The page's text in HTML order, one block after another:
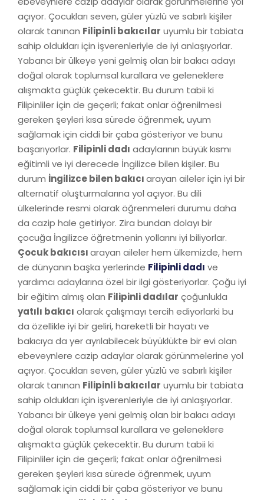
açıyor. Çocukları seven, güler yüzlü ve sabırlı kişiler
olarak tanınan Filipinli bakıcılar uyumlu bir tabiata
sahip oldukları için işverenleriyle de iyi anlaşıyorlar.
Yabancı bir ülkeye yeni gelmiş olan bir bakıcı adayı
doğal olarak toplumsal kurallara ve geleneklere
alışmakta güçlük çekecektir. Bu durum tabii ki
Filipinliler için de geçerli; fakat onlar öğrenilmesi
gereken şeyleri kısa sürede öğrenmek, uyum
sağlamak için ciddi bir çaba gösteriyor ve bunu
başarıyorlar. Filipinli dadı adaylarının büyük kısmı
eğitimli ve iyi derecede İngilizce bilen kişiler. Bu
durum İngilizce bilen bakıcıarayan aileler için iyi bir
alternatif oluşturmalarına yol açıyor. Bu dili
ülkelerinde resmi olarak öğrenmeleri durumu daha
da cazip hale getiriyor. Zira bundan dolayı bir
çocuğa İngilizce öğretmenin yollarını iyi biliyorlar.
Çocuk bakıcısıarayan aileler hem ülkemizde, hem
de dünyanın başka yerlerinde Filipinli dadı ve
yardımcı adaylarına özel bir ilgi gösteriyorlar. Çoğu iyi
bir eğitim almış olan Filipinli dadılar çoğunlukla
yatılı bakıcı olarak çalışmayı tercih ediyorlarki bu
da özellikle iyi bir geliri, hareketli bir hayatı ve
bakıcıya da yer ayrılabilecek büyüklükte bir evi olan
ebeveynlere cazip adaylar olarak görünmelerine yol
açıyor. Çocukları seven, güler yüzlü ve sabırlı kişiler
olarak tanınan Filipinli bakıcılar uyumlu bir tabiata
sahip oldukları için işverenleriyle de iyi anlaşıyorlar.
Yabancı bir ülkeye yeni gelmiş olan bir bakıcı adayı
doğal olarak toplumsal kurallara ve geleneklere
alışmakta güçlük çekecektir. Bu durum tabii ki
Filipinliler için de geçerli; fakat onlar öğrenilmesi
gereken şeyleri kısa sürede öğrenmek, uyum
sağlamak için ciddi bir çaba gösteriyor ve bunu